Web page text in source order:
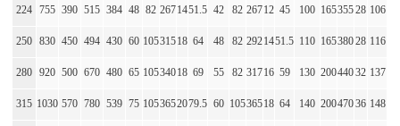
224 755 390 515 384 48 82 2671451.5 42 82 26712 45 100 16535528 106
250 830 450 494 430 60 10531518 64 48 82 2921451.5 110 16538028 116
280 920 500 670 480 65 10534018 69 55 82 31716 59 130 20044032 137
315 1030 570 780 539 75 1053652079.5 60 10536518 64 140 20047036 148